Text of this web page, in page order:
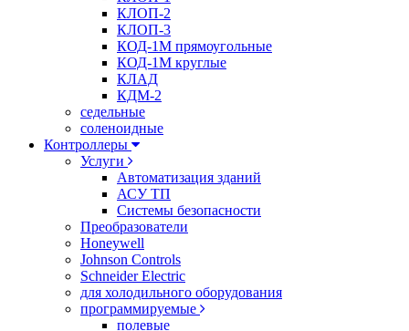
КЛОП-2
КЛОП-3
КОД-1М прямоугольные
КОД-1М круглые
КЛАД
КДМ-2
седельные
соленоидные
Контроллеры
Услуги
Автоматизация зданий
АСУ ТП
Системы безопасности
Преобразователи
Honeywell
Johnson Controls
Schneider Electric
для холодильного оборудования
программируемые
полевые